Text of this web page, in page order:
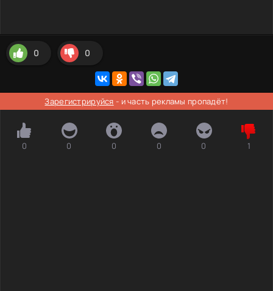
0 0
Зарегистрируйся - и часть рекламы пропадёт!
0 0 0 0 0 1